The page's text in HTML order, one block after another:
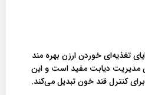
تغذیه‌ای خوردن ارزن بهره مند
مدیریت دیابت مفید است و این
کنترل قند خون تبدیل می‌کند.